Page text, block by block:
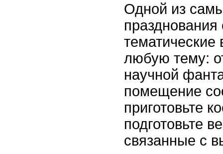
Одной из
любую тему:
научной
помещение
приготовьте
подготовьте
связанные с